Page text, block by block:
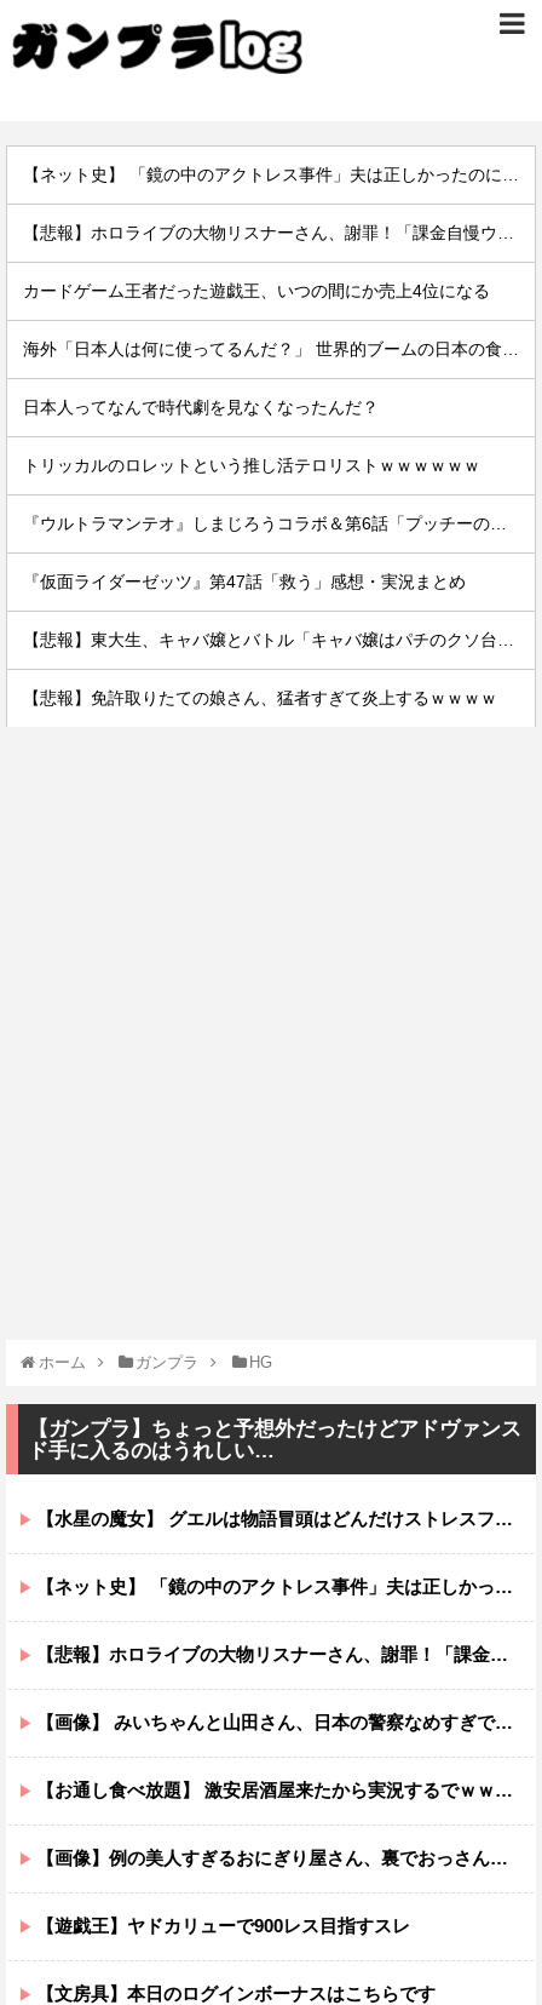
カードゲーム王者だった遊戯王、いつの間にか売上4位になる
日本人ってなんで時代劇を見なくなったんだ？
トリッカルのロレットという推し活テロリストｗｗｗｗｗｗ
『仮面ライダーゼッツ』第47話「救う」感想・実況まとめ
【悲報】免許取りたての娘さん、猛者すぎて炎上するｗｗｗｗ
ホーム ガンプラ HG
【ガンプラ】ちょっと予想外だったけどアドヴァンス
ド手に入るのはうれしい…
【水星の魔女】 グエルは物語冒頭はどんだけストレスフルだったんだよ…ってなる
【ネット史】 「鏡の中のアクトレス事件」夫は正しかったのに、なぜ喧嘩は終わらなかったのか
【悲報】ホロライブの大物リスナーさん、謝罪！「課金自慢ウザイ」と愚痴っただけなのに・・・！！！！
【画像】 みいちゃんと山田さん、日本の警察なめすぎで炎上ｗｗｗｗwｗｗｗｗｗｗｗｗｗ
【お通し食べ放題】 激安居酒屋来たから実況するでｗｗｗｗｗｗｗｗ（画像あり）
【画像】例の美人すぎるおにぎり屋さん、裏でおっさんが握っていたｗｗｗｗｗｗｗ
【遊戯王】ヤドカリューで900レス目指すスレ
【文房具】本日のログインボーナスはこちらです